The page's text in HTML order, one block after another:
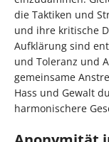
die Taktiken und
und ihre kritische
Aufklärung sind
und Toleranz und
gemeinsame
Hass und Gewalt
harmonischere